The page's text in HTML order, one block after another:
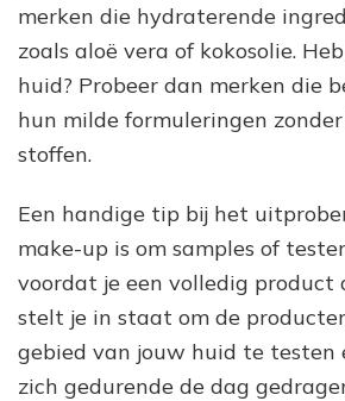
merken die hydraterende
zoals aloë vera of kokosolie.
huid? Probeer dan merken die
hun milde formuleringen
stoffen.
Een handige tip bij het
make-up is om samples of
voordat je een volledig product
stelt je in staat om de
gebied van jouw huid te testen
zich gedurende de dag